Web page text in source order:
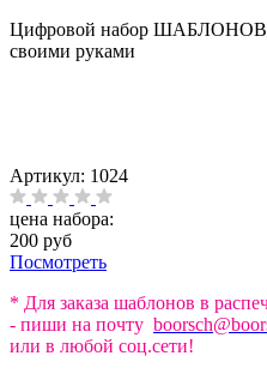
Цифровой набор ШАБЛОНОВ
своими руками
Артикул: 1024
цена набора:
200 руб
Посмотреть
* Для заказа шаблонов в
- пиши на почту
или в любой соц.сети!